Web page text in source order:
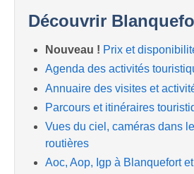
Découvrir
Nouveau ! Prix et
Agenda des activités
Annuaire des visites et
Parcours et itinéraires
Vues du ciel, caméras dans
routières
Aoc, Aop, Igp à Blanquefort